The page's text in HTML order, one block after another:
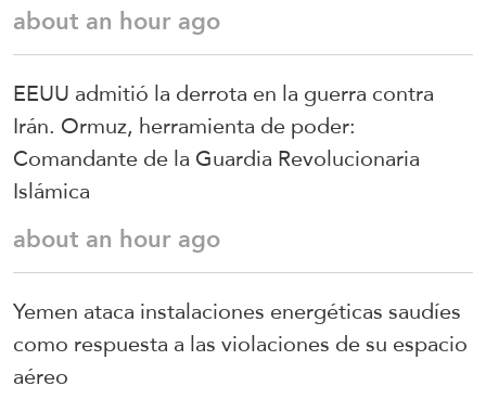
about an hour ago
EEUU admitió la derrota en la guerra contra
Irán. Ormuz, herramienta de poder:
Comandante de la Guardia Revolucionaria
Islámica
about an hour ago
Yemen ataca instalaciones energéticas saudíes
como respuesta a las violaciones de su espacio
aéreo